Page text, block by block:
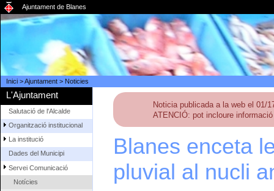
Ajuntament de Blanes
Inici>Ajuntament> Noticies
L'Ajuntament
Salutació de l'Alcalde
Organització institucional
La institució
Dades del Municipi
Servei Comunicació
Notícies
Noticia publicada a la web el 01/
ATENCIÓ: pot incloure
Blanes enceta
pluvial al nucli